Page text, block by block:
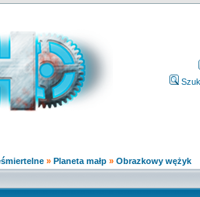
» Planeta małp » Obrazkowy wężyk